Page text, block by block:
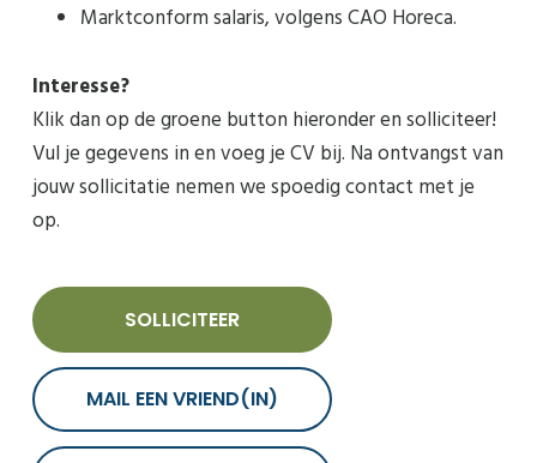
Marktconform salaris, volgens CAO Horeca.
Interesse?
Klik dan op de groene button hieronder en solliciteer!
Vul je gegevens in en voeg je CV bij. Na ontvangst van
jouw sollicitatie nemen we spoedig contact met je
op.
SOLLICITEER
MAIL EEN VRIEND(IN)